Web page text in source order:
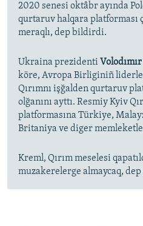
2020 senesi oktâbr ayında
qurtaruv halqara platforması
meraqlı, dep bildirdi.
Ukraina prezidenti
köre, Avropa Birliginiñ
Qırımnı işğalden qurtaruv
olğanını ayttı. Resmiy Kyiv
platformasına Türkiye,
Britaniya ve diger
Kreml, Qırım meselesi
muzakerelerge almaycaq,